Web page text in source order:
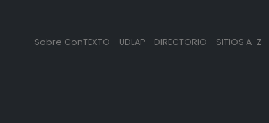
Sobre ConTEXTO UDLAP DIRECTORIO SITIOS A-Z